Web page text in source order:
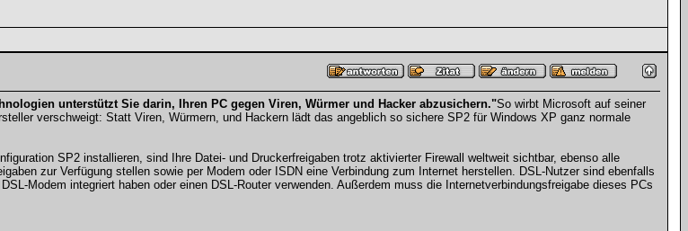
unterstützt Sie darin, Ihren PC gegen Viren, Würmer und Hacker abzusichern."So wirbt Microsoft auf seiner
verschweigt: Statt Viren, Würmern, und Hackern lädt das angeblich so sichere SP2 für Windows XP ganz normale
SP2 installieren, sind Ihre Datei- und Druckerfreigaben trotz aktivierter Firewall weltweit sichtbar, ebenso alle
zur Verfügung stellen sowie per Modem oder ISDN eine Verbindung zum Internet herstellen. DSL-Nutzer sind ebenfalls
Modem integriert haben oder einen DSL-Router verwenden. Außerdem muss die Internetverbindungsfreigabe dieses PCs